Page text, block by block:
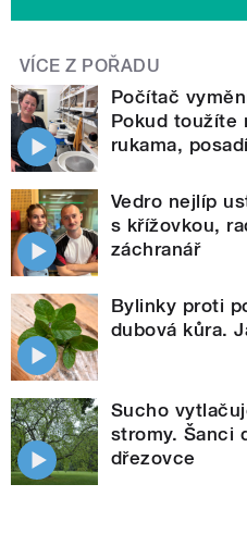
VÍCE Z POŘADU
Počítač
Pokud toužíte
rukama,
Vedro nejlíp
s křížovkou,
záchranář
Bylinky proti
dubová kůra.
Sucho
stromy. Šanci
dřezovce